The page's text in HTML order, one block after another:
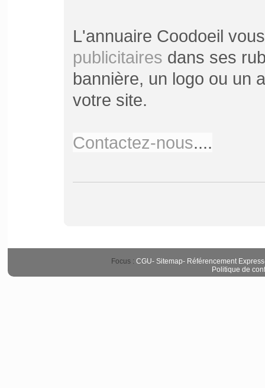
L'annuaire Coodoeil
publicitaires dans ses
bannière, un logo ou un
votre site.
Contactez-nous....
Focus : CGU- Sitemap- Référencement Express
Politique de